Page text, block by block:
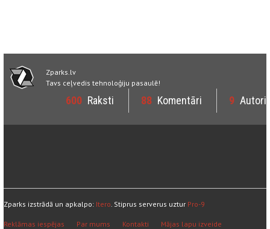
Zparks.lv
Tavs ceļvedis tehnoloģiju pasaulē!
600 Raksti 88 Komentāri 9 Autori
Zparks izstrādā un apkalpo: Itero. Stiprus serverus uztur Pro-9
Reklāmas iespējas Par mums Kontakti
Mājas lapu izveide